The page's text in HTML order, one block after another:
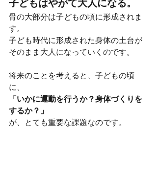
子どもはやがて大人になる。
骨の大部分は子どもの頃に形成されま
す。
子ども時代に形成された身体の土台が
そのまま大人になっていくのです。
将来のことを考えると、子どもの頃
に、
「いかに運動を行うか？身体づくりを
するか？」
が、とても重要な課題なのです。